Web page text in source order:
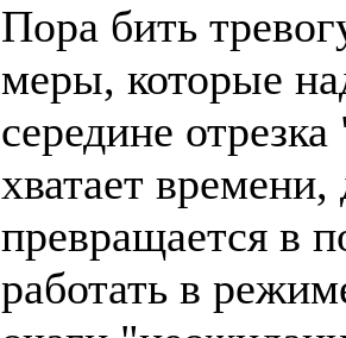
Пора бить
меры, которые
середине
хватает времени,
превращается в
работать в